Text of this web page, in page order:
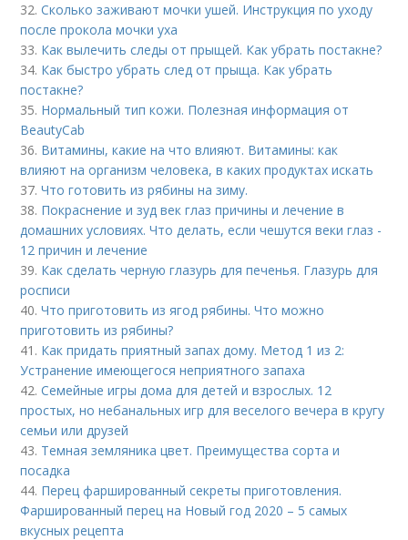
32.Сколько заживают мочки ушей. Инструкция по уходу
после прокола мочки уха
33. Как вылечить следы от прыщей. Как убрать постакне?
34. Как быстро убрать след от прыща. Как убрать
постакне?
35. Нормальный тип кожи. Полезная информация от
BeautyCab
36. Витамины, какие на что влияют. Витамины: как
влияют на организм человека, в каких продуктах искать
37.Что готовить из рябины на зиму.
38. Покраснение и зуд век глаз причины и лечение в
домашних условиях. Что делать, если чешутся веки глаз -
12 причин и лечение
39. Как сделать черную глазурь для печенья. Глазурь для
росписи
40.Что приготовить из ягод рябины. Что можно
приготовить из рябины?
41. Как придать приятный запах дому. Метод 1 из 2:
Устранение имеющегося неприятного запаха
42.Семейные игры дома для детей и взрослых. 12
простых, но небанальных игр для веселого вечера в кругу
семьи или друзей
43. Темная земляника цвет. Преимущества сорта и
посадка
44. Перец фаршированный секреты приготовления.
Фаршированный перец на Новый год 2020 – 5 самых
вкусных рецепта